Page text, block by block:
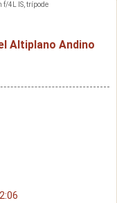
f/4L IS, trípode
Altiplano Andino